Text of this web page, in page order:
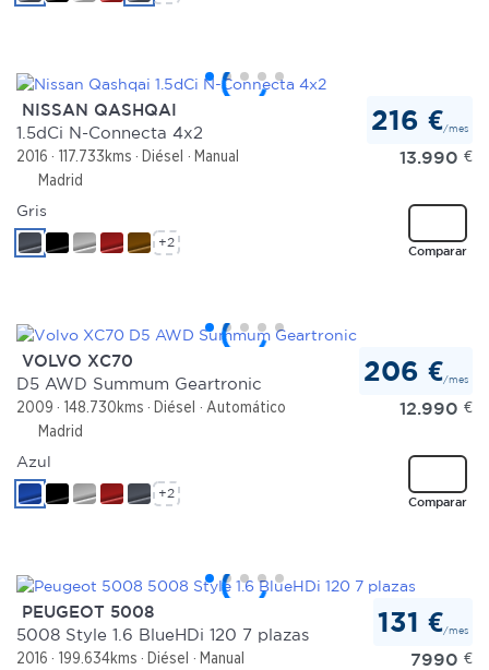
NISSAN QASHQAI
1.5dCi N-Connecta 4x2
2016 117.733kms Diésel
Manual
Madrid
216 €/mes
13.990 €
Comparar
Gris
+2
VOLVO XC70
D5 AWD Summum Geartronic
2009 148.730kms Diésel
Automático
Madrid
206 €/mes
12.990 €
Comparar
Azul
+2
PEUGEOT 5008
5008 Style 1.6 BlueHDi 120 7 plazas
2016 199.634kms Diésel
Manual
131 €/mes
7990 €